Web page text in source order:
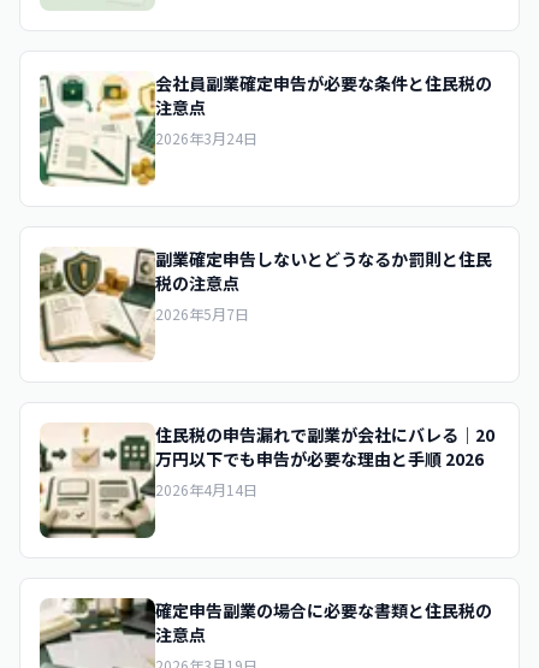
会社員副業確定申告が必要な条件と住民税の
注意点
2026年3月24日
副業確定申告しないとどうなるか罰則と住民
税の注意点
2026年5月7日
住民税の申告漏れで副業が会社にバレる｜20
万円以下でも申告が必要な理由と手順 2026
2026年4月14日
確定申告副業の場合に必要な書類と住民税の
注意点